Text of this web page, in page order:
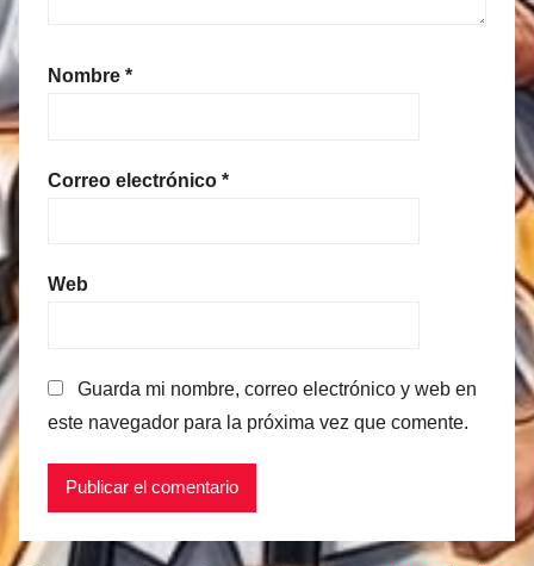
Nombre *
Correo electrónico *
Web
Guarda mi nombre, correo electrónico y web en
este navegador para la próxima vez que comente.